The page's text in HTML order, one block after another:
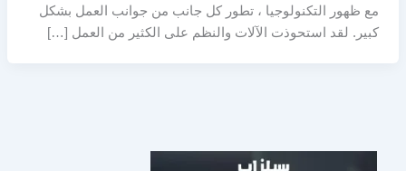
مع ظهور التكنولوجيا ، تطور كل جانب من جوانب العمل بشكل
كبير. لقد استحوذت الآلات والنظم على الكثير من العمل […]